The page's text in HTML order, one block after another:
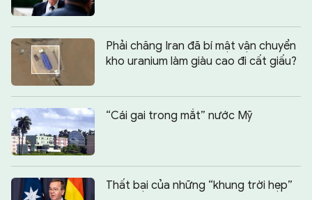
Phải chăng Iran đã bí mật vận chuyển
kho uranium làm giàu cao đi cất giấu?
“Cái gai trong mắt” nước Mỹ
Thất bại của những “khung trời hẹp”